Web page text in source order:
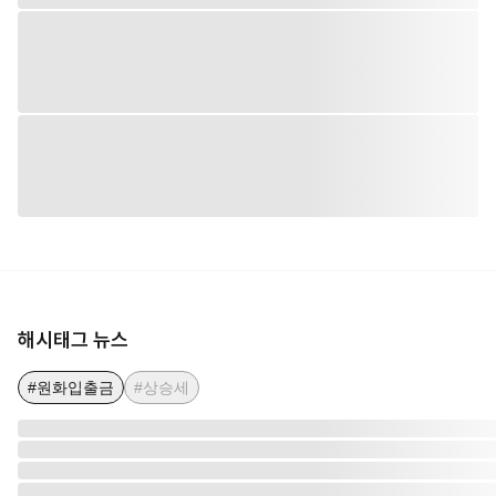
해시태그 뉴스
#원화입출금 #상승세